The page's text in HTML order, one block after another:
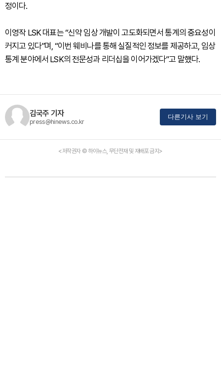
정이다.
이영작 LSK 대표는 “신약 임상 개발이 고도화되면서 통계의 중요성이
커지고 있다”며, “이번 웨비나를 통해 실질적인 정보를 제공하고, 임상
통계 분야에서 LSK의 전문성과 리더십을 이어가겠다”고 말했다.
김국주 기자
press@hinews.co.kr
다른기사 보기
<저작권자 © 하이뉴스, 무단전재 및 재배포 금지>